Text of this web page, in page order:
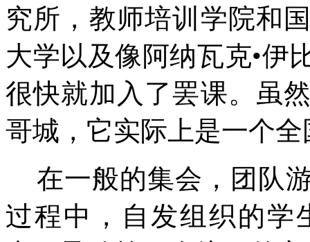
究所，教师培训学院和
大学以及像阿纳瓦克•伊
很快就加入了罢课。虽
哥城，它实际上是一个
在一般的集会，团队
过程中，自发组织的学